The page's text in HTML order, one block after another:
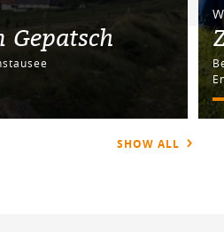
Gepatsch
SHOW ALL